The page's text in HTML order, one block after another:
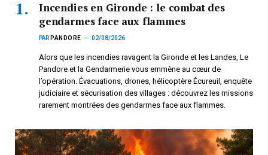
Incendies en Gironde : le combat des
gendarmes face aux flammes
PAR PANDORE 02/08/2026
Alors que les incendies ravagent la Gironde et les Landes, Le
Pandore et la Gendarmerie vous emmène au cœur de
l’opération. Évacuations, drones, hélicoptère Écureuil, enquête
judiciaire et sécurisation des villages : découvrez les missions
rarement montrées des gendarmes face aux flammes.